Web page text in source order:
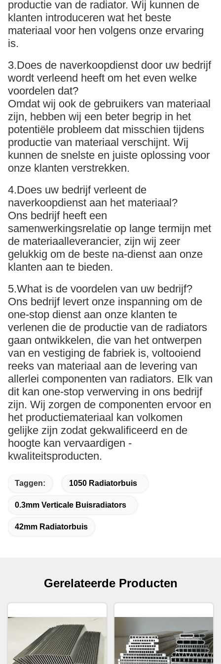
productie van de radiator. Wij kunnen de
klanten introduceren wat het beste
materiaal voor hen volgens onze ervaring
is.
3.Does de naverkoopdienst door uw bedrijf
wordt verleend heeft om het even welke
voordelen dat?
Omdat wij ook de gebruikers van materiaal
zijn, hebben wij een beter begrip in het
potentiële probleem dat misschien tijdens
productie van materiaal verschijnt. Wij
kunnen de snelste en juiste oplossing voor
onze klanten verstrekken.
4.Does uw bedrijf verleent de
naverkoopdienst aan het materiaal?
Ons bedrijf heeft een
samenwerkingsrelatie op lange termijn met
de materiaalleverancier, zijn wij zeer
gelukkig om de beste na-dienst aan onze
klanten aan te bieden.
5.What is de voordelen van uw bedrijf?
Ons bedrijf levert onze inspanning om de
one-stop dienst aan onze klanten te
verlenen die de productie van de radiators
gaan ontwikkelen, die van het ontwerpen
van en vestiging de fabriek is, voltooiend
reeks van materiaal aan de levering van
allerlei componenten van radiators. Elk van
dit kan one-stop verwerving in ons bedrijf
zijn. Wij zorgen de componenten ervoor en
het productiemateriaal kan volkomen
gelijke zijn zodat gekwalificeerd en de
hoogte kan vervaardigen -
kwaliteitsproducten.
Taggen: 1050 Radiatorbuis
0.3mm Verticale Buisradiators
42mm Radiatorbuis
Gerelateerde Producten